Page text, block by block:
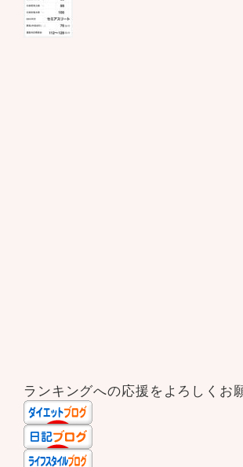
ランキングへの応援をよろしくお